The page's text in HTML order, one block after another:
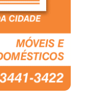
(152)
(73)
(7680)
(31962)